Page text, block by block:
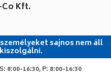
sajnos nem áll
8:00-16:30, P: 8:00-16:30